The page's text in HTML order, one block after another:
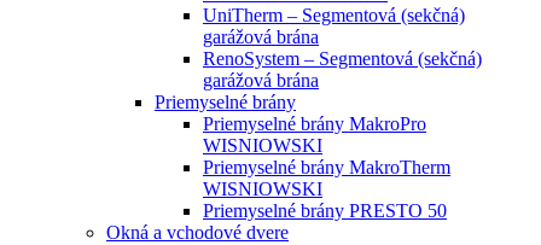
UniTherm – Segmentová (sekčná)
garážová brána
RenoSystem – Segmentová (sekčná)
garážová brána
Priemyselné brány
Priemyselné brány MakroPro
WISNIOWSKI
Priemyselné brány MakroTherm
WISNIOWSKI
Priemyselné brány PRESTO 50
Okná a vchodové dvere